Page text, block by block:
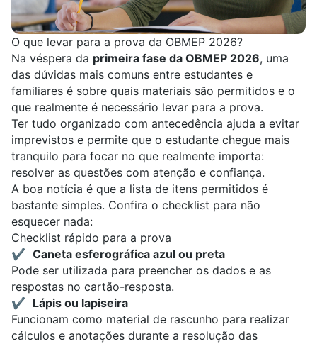
O que levar para a prova da OBMEP 2026?
Na véspera da primeira fase da OBMEP 2026, uma
das dúvidas mais comuns entre estudantes e
familiares é sobre quais materiais são permitidos e o
que realmente é necessário levar para a prova.
Ter tudo organizado com antecedência ajuda a evitar
imprevistos e permite que o estudante chegue mais
tranquilo para focar no que realmente importa:
resolver as questões com atenção e confiança.
A boa notícia é que a lista de itens permitidos é
bastante simples. Confira o checklist para não
esquecer nada:
Checklist rápido para a prova
✔️ Caneta esferográfica azul ou preta
Pode ser utilizada para preencher os dados e as
respostas no cartão-resposta.
✔️ Lápis ou lapiseira
Funcionam como material de rascunho para realizar
cálculos e anotações durante a resolução das